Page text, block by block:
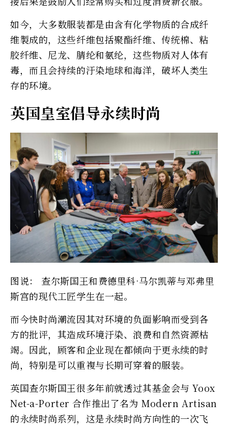
如今，大多数服装都是由含有化学物质的合成纤
维製成的，这些纤维包括聚酯纤维、传统棉、粘
胶纤维、尼龙、腈纶和氨纶，这些物质对人体有
毒，而且会持续的汙染地球和海洋，破坏人类生
存的环境。
英国皇室倡导永续时尚
图说： 查尔斯国王和费德里科·马尔凯蒂与邓弗里
斯宫的现代工匠学生在一起。
而今快时尚潮流因其对环境的负面影响而受到各
方的批评，其造成环境汙染、浪费和自然资源枯
竭。因此，顾客和企业现在都倾向于更永续的时
尚，特别是可以重複与长期可穿着的服装。
英国查尔斯国王很多年前就透过其基金会与 Yoox
Net-a-Porter 合作推出了名为 Modern Artisan
的永续时尚系列，这是永续时尚方向性的一次飞